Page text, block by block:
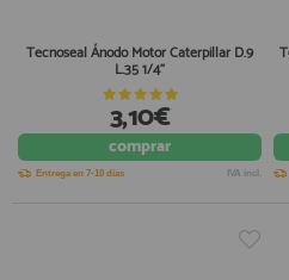
Tecnoseal Ánodo Motor Caterpillar D.9
L.35 1/4"
3,10€
comprar
Entrega en 7-10 días IVA incl.